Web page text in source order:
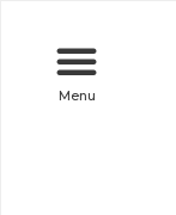
Menu